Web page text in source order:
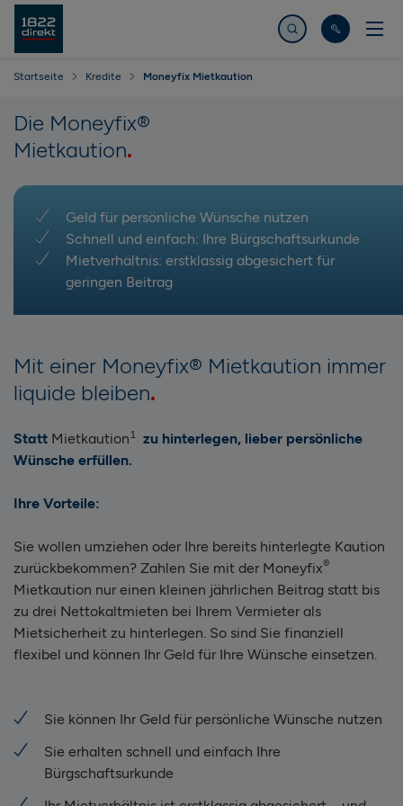
Jetzt suchen
Startseite Kredite Moneyfix Mietkaution
Die Moneyfix®
Mietkaution
Geld für persönliche Wünsche nutzen
Schnell und einfach: Ihre Bürgschaftsurkunde
Mietverhältnis: erstklassig abgesichert für
geringen Beitrag
Mit einer Moneyfix® Mietkaution immer
liquide bleiben
Statt Mietkaution 1 zu hinterlegen, lieber persönliche
Wünsche erfüllen.
Ihre Vorteile:
Sie wollen umziehen oder Ihre bereits hinterlegte Kaution
zurückbekommen? Zahlen Sie mit der Moneyfix®
Mietkaution nur einen kleinen jährlichen Beitrag statt bis
zu drei Nettokaltmieten bei Ihrem Vermieter als
Mietsicherheit zu hinterlegen. So sind Sie finanziell
flexibel und können Ihr Geld für Ihre Wünsche einsetzen.
Sie können Ihr Geld für persönliche Wünsche nutzen
Sie erhalten schnell und einfach Ihre
Bürgschaftsurkunde